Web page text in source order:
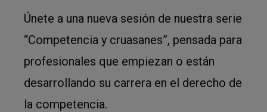
Únete a una nueva sesión de nuestra serie
“Competencia y cruasanes”, pensada para
profesionales que empiezan o están
desarrollando su carrera en el derecho de
la competencia.